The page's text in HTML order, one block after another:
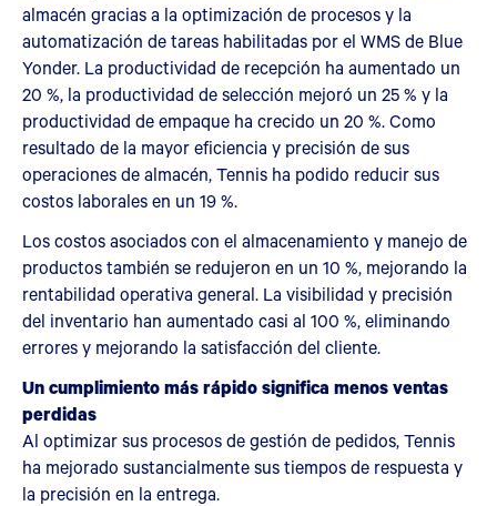
almacén gracias a la optimización de procesos y la
automatización de tareas habilitadas por el WMS de Blue
Yonder. La productividad de recepción ha aumentado un
20 %, la productividad de selección mejoró un 25 % y la
productividad de empaque ha crecido un 20 %. Como
resultado de la mayor eficiencia y precisión de sus
operaciones de almacén, Tennis ha podido reducir sus
costos laborales en un 19 %.
Los costos asociados con el almacenamiento y manejo de
productos también se redujeron en un 10 %, mejorando la
rentabilidad operativa general. La visibilidad y precisión
del inventario han aumentado casi al 100 %, eliminando
errores y mejorando la satisfacción del cliente.
Un cumplimiento más rápido significa menos ventas
perdidas
Al optimizar sus procesos de gestión de pedidos, Tennis
ha mejorado sustancialmente sus tiempos de respuesta y
la precisión en la entrega.